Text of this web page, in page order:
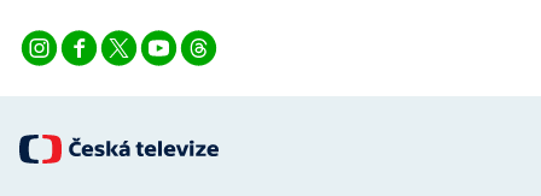
Volejbal